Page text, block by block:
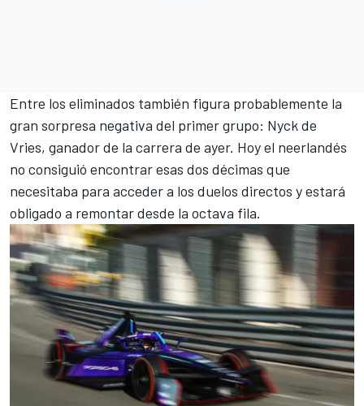
Entre los eliminados también figura probablemente la
gran sorpresa negativa del primer grupo: Nyck de
Vries, ganador de la carrera de ayer. Hoy el neerlandés
no consiguió encontrar esas dos décimas que
necesitaba para acceder a los duelos directos y estará
obligado a remontar desde la octava fila.